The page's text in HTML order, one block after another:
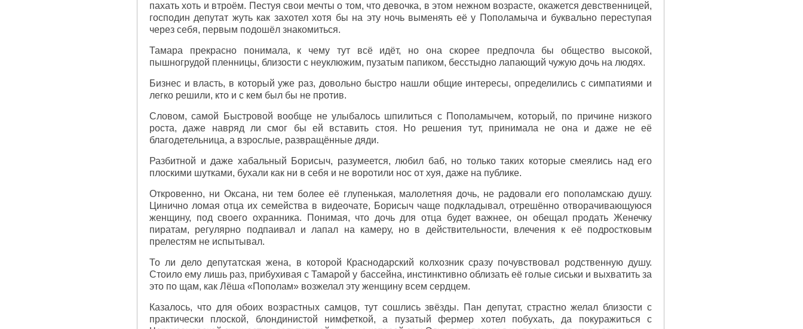
пахать хоть и втроём. Пестуя свои мечты о том, что девочка, в этом нежном возрасте, окажется девственницей,
господин депутат жуть как захотел хотя бы на эту ночь выменять её у Пополамыча и буквально переступая
через себя, первым подошёл знакомиться.
Тамара прекрасно понимала, к чему тут всё идёт, но она скорее предпочла бы общество высокой,
пышногрудой пленницы, близости с неуклюжим, пузатым папиком, бесстыдно лапающий чужую дочь на людях.
Бизнес и власть, в который уже раз, довольно быстро нашли общие интересы, определились с симпатиями и
легко решили, кто и с кем был бы не против.
Словом, самой Быстровой вообще не улыбалось шпилиться с Пополамычем, который, по причине низкого
роста, даже навряд ли смог бы ей вставить стоя. Но решения тут, принимала не она и даже не её
благодетельница, а взрослые, развращённые дяди.
Разбитной и даже хабальный Борисыч, разумеется, любил баб, но только таких которые смеялись над его
плоскими шутками, бухали как ни в себя и не воротили нос от хуя, даже на публике.
Откровенно, ни Оксана, ни тем более её глупенькая, малолетняя дочь, не радовали его пополамскаю душу.
Цинично ломая отца их семейства в видеочате, Борисыч чаще подкладывал, отрешённо отворачивающуюся
женщину, под своего охранника. Понимая, что дочь для отца будет важнее, он обещал продать Женечку
пиратам, регулярно подпаивал и лапал на камеру, но в действительности, влечения к её подростковым
прелестям не испытывал.
То ли дело депутатская жена, в которой Краснодарский колхозник сразу почувствовал родственную душу.
Стоило ему лишь раз, прибухивая с Тамарой у бассейна, инстинктивно облизать её голые сиськи и выхватить за
это по щам, как Лёша «Пополам» возжелал эту женщину всем сердцем.
Казалось, что для обоих возрастных самцов, тут сошлись звёзды. Пан депутат, страстно желал близости с
практически плоской, блондинистой нимфеткой, а пузатый фермер хотел побухать, да покуражиться с